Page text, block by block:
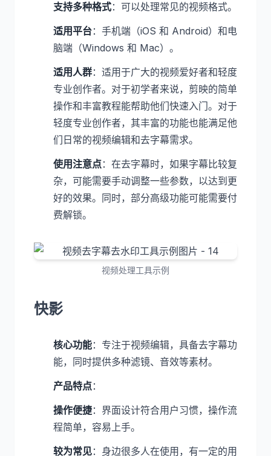
支持多种格式：可以处理常见的视频格式。
适用平台：手机端（iOS 和 Android）和电
脑端（Windows 和 Mac）。
适用人群：适用于广大的视频爱好者和轻度
专业创作者。对于初学者来说，剪映的简单
操作和丰富教程能帮助他们快速入门。对于
轻度专业创作者，其丰富的功能也能满足他
们日常的视频编辑和去字幕需求。
使用注意点：在去字幕时，如果字幕比较复
杂，可能需要手动调整一些参数，以达到更
好的效果。同时，部分高级功能可能需要付
费解锁。
视频处理工具示例
快影
核心功能：专注于视频编辑，具备去字幕功
能，同时提供多种滤镜、音效等素材。
产品特点：
操作便捷：界面设计符合用户习惯，操作流
程简单，容易上手。
较为常见：身边很多人在使用，有一定的用